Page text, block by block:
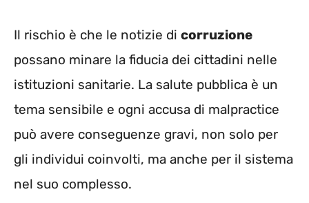
Il rischio è che le notizie di corruzione
possano minare la fiducia dei cittadini nelle
istituzioni sanitarie. La salute pubblica è un
tema sensibile e ogni accusa di malpractice
può avere conseguenze gravi, non solo per
gli individui coinvolti, ma anche per il sistema
nel suo complesso.